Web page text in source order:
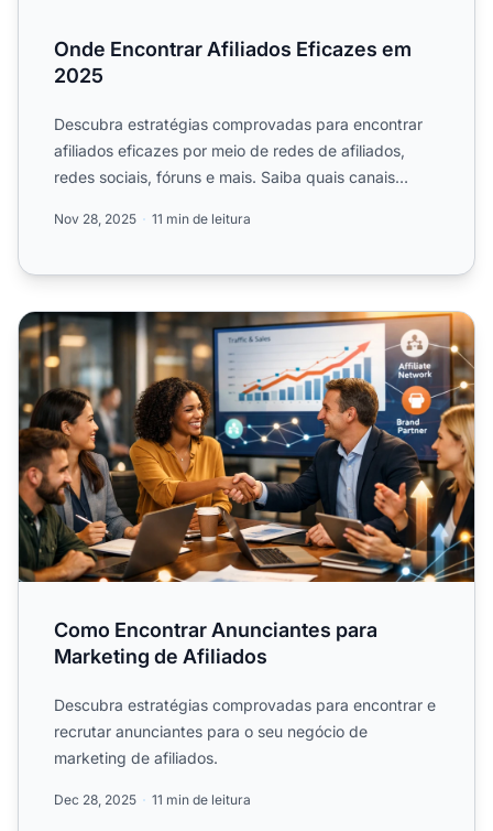
Onde Encontrar Afiliados Eficazes em
2025
Descubra estratégias comprovadas para encontrar
afiliados eficazes por meio de redes de afiliados,
redes sociais, fóruns e mais. Saiba quais canais
Nov 28, 2025 11 min de leitura
Como Encontrar Anunciantes para Marketing de Afiliados
Como Encontrar Anunciantes para
Marketing de Afiliados
Descubra estratégias comprovadas para encontrar e
recrutar anunciantes para o seu negócio de
marketing de afiliados.
Dec 28, 2025 11 min de leitura